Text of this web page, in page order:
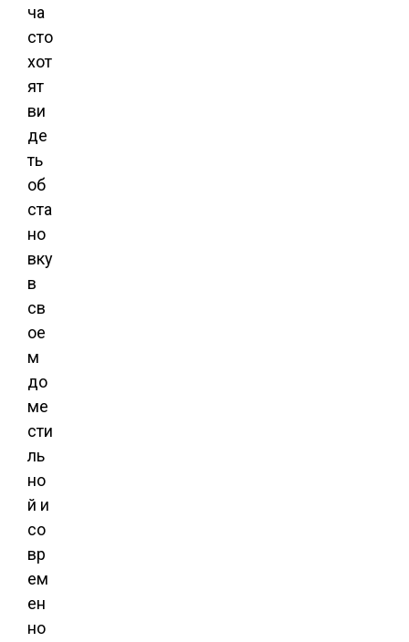
ча
сто
хот
ят
ви
де
ть
об
ста
но
вку
в
св
ое
м
до
ме
сти
ль
но
й и
со
вр
ем
ен
но